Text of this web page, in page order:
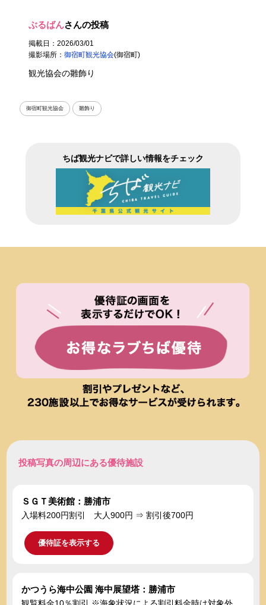
ぶるばんさんの投稿
掲載日：2026/03/01
撮影場所：御宿町観光協会(御宿町)
観光協会の雛飾り
御宿町観光協会 雛飾り
ちば観光ナビで詳しい情報をチェック
投稿写真の周辺にある優待施設
ＳＧＴ美術館：勝浦市
入場料200円割引 大人900円 ⇒ 割引後700円
優待証を表示する
かつうら海中公園 海中展望塔：勝浦市